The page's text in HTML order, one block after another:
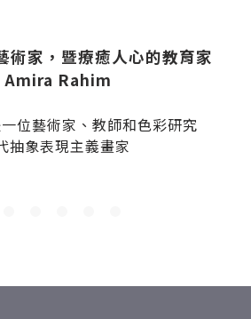
術家，暨療癒人心的教育家
Amira Rahim
位藝術家、教師和色彩研究
抽象表現主義畫家